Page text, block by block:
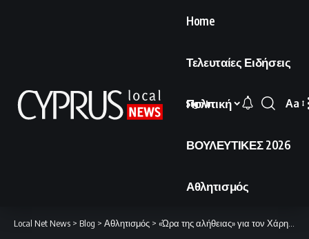
Home
Τελευταίες Ειδήσεις
Πολιτική
ΒΟΥΛΕΥΤΙΚΕΣ 2026
Αθλητισμός
Sign In
Font
Aa
Local Net News > Blog > Αθλητισμός > «Ώρα της αλήθειας» για τον Χάρη Φωτίου: Τι αναμένεται τη Δευτέρα